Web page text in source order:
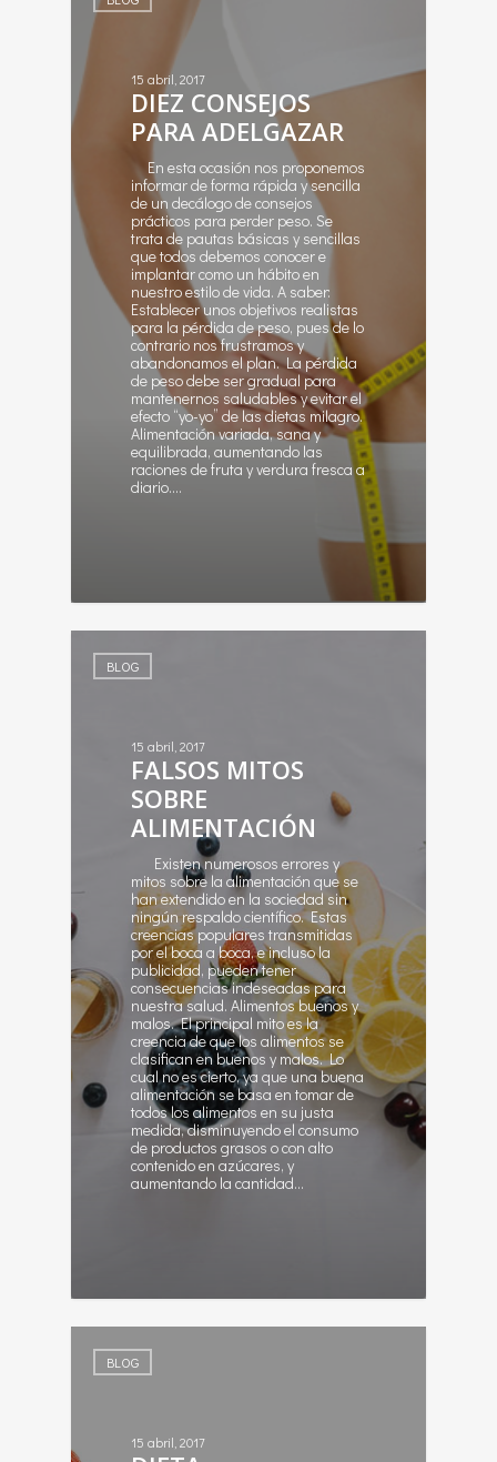
15 abril, 2017
DIEZ CONSEJOS
PARA ADELGAZAR
En esta ocasión nos proponemos
informar de forma rápida y sencilla
de un decálogo de consejos
prácticos para perder peso. Se
trata de pautas básicas y sencillas
que todos debemos conocer e
implantar como un hábito en
nuestro estilo de vida. A saber:
Establecer unos objetivos realistas
para la pérdida de peso, pues de lo
contrario nos frustramos y
abandonamos el plan. La pérdida
de peso debe ser gradual para
mantenernos saludables y evitar el
efecto “yo-yo” de las dietas milagro.
Alimentación variada, sana y
equilibrada, aumentando las
raciones de fruta y verdura fresca a
diario.…
BLOG
15 abril, 2017
FALSOS MITOS
SOBRE
ALIMENTACIÓN
Existen numerosos errores y
mitos sobre la alimentación que se
han extendido en la sociedad sin
ningún respaldo científico. Estas
creencias populares transmitidas
por el boca a boca, e incluso la
publicidad, pueden tener
consecuencias indeseadas para
nuestra salud. Alimentos buenos y
malos. El principal mito es la
creencia de que los alimentos se
clasifican en buenos y malos. Lo
cual no es cierto, ya que una buena
alimentación se basa en tomar de
todos los alimentos en su justa
medida, disminuyendo el consumo
de productos grasos o con alto
contenido en azúcares, y
aumentando la cantidad…
BLOG
15 abril, 2017